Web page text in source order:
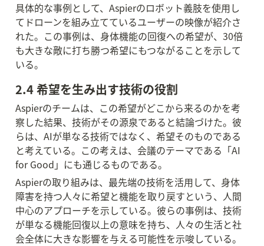
具体的な事例として、Aspierのロボット義肢を使用し
てドローンを組み立てているユーザーの映像が紹介さ
れた。この事例は、身体機能の回復への希望が、30倍
も大きな敵に打ち勝つ希望にもつながることを示して
いる。
2.4 希望を生み出す技術の役割
Aspierのチームは、この希望がどこから来るのかを考
察した結果、技術がその源泉であると結論づけた。彼
らは、AIが単なる技術ではなく、希望そのものである
と考えている。この考えは、会議のテーマである「AI
for Good」にも通じるものである。
Aspierの取り組みは、最先端の技術を活用して、身体
障害を持つ人々に希望と機能を取り戻すという、人間
中心のアプローチを示している。彼らの事例は、技術
が単なる機能回復以上の意味を持ち、人々の生活と社
会全体に大きな影響を与える可能性を示唆している。